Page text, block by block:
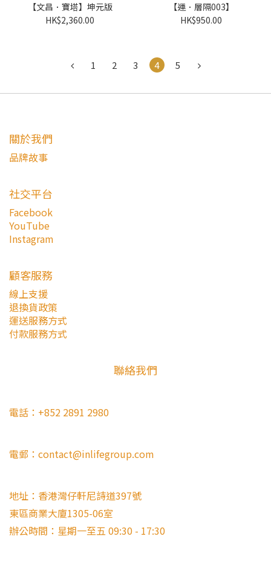
【文昌．寶塔】坤元版
HK$2,360.00
【運．層隔003】
HK$950.00
1 2 3 4 5
關於我們
品牌故事
社交平台
Facebook
YouTube
Instagram
顧客服務
線上支援
退換貨政策
運送服務方式
付款服務方式
聯絡我們
電話：+852 2891 2980
電郵：contact@inlifegroup.com
地址：香港灣仔軒尼詩道397號
東區商業大廈1305-06室
辦公時間：星期一至五 09:30 - 17:30